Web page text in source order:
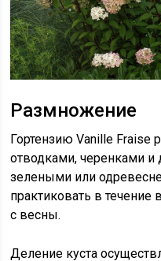
Размножение
Гортензию Vanille
отводками, черенками
зелеными или
практиковать в течение
с весны.
Деление куста